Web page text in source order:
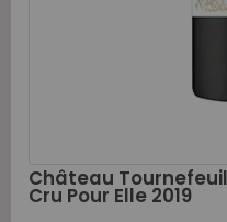
Château
Cru Pour Elle 2019